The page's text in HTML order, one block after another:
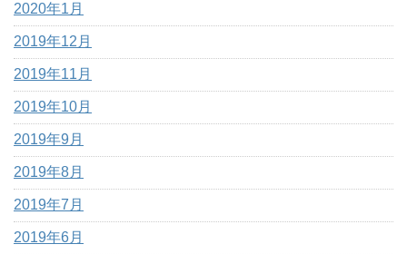
2020年1月
2019年12月
2019年11月
2019年10月
2019年9月
2019年8月
2019年7月
2019年6月